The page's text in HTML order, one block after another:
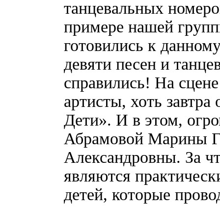
танцевальных
примере нашей
готовились к
девяти песен и
справились! На
артисты, хоть
Дети». И в этом,
Абрамовой Марины
Александровны. За
являются
детей, которые